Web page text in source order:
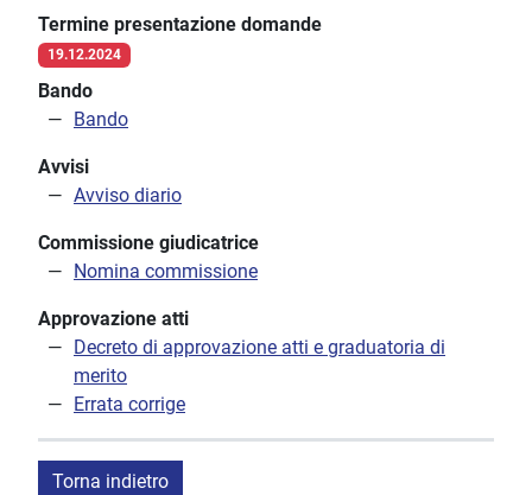
Termine presentazione domande
19.12.2024
Bando
Bando
Avvisi
Avviso diario
Commissione giudicatrice
Nomina commissione
Approvazione atti
Decreto di approvazione atti e graduatoria di
merito
Errata corrige
Torna indietro